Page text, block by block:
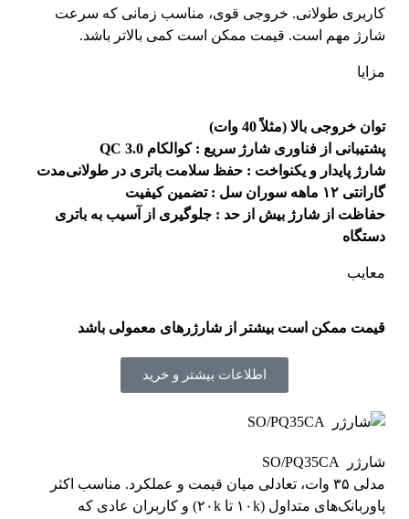
کاربری طولانی. خروجی قوی، مناسب زمانی که سرعت
شارژ مهم است. قیمت ممکن است کمی بالاتر باشد.
مزایا
توان خروجی بالا (مثلاً 40 وات)
پشتیبانی از فناوری شارژ سریع : کوالکام QC 3.0
شارژ پایدار و یکنواخت : حفظ سلامت باتری در طولانی‌مدت
گارانتی ۱۲ ماهه سوران سل : تضمین کیفیت
حفاظت از شارژ بیش از حد : جلوگیری از آسیب به باتری
دستگاه
معایب
قیمت ممکن است بیشتر از شارژرهای معمولی باشد
اطلاعات بیشتر و خرید
شارژر SO/PQ35CA
مدلی ۳۵ وات، تعادلی میان قیمت و عملکرد. مناسب اکثر
پاوربانک‌های متداول (۱۰k تا ۲۰k) و کاربران عادی که